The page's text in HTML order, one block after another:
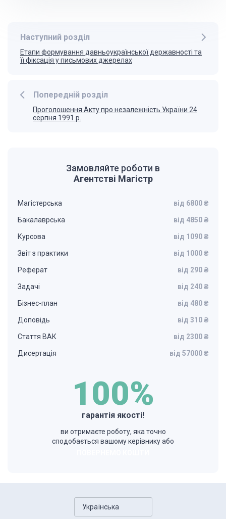
Попередній розділ
Проголошення Акту про незалежність України 24
серпня 1991 р.
Наступний розділ
Етапи формування давньоукраїнської державності та
її фіксація у письмових джерелах
Замовляйте роботи в
Агентстві Магістр
Магістерська від 6800 ₴
Бакалаврська від 4850 ₴
Курсова від 1090 ₴
Звіт з практики від 1000 ₴
Реферат від 290 ₴
Задачі від 240 ₴
Бізнес-план від 480 ₴
Доповідь від 310 ₴
Стаття ВАК від 2300 ₴
Дисертація від 57000 ₴
100%
гарантія якості!
ви отримаєте роботу, яка точно
сподобається вашому керівнику або
Українська